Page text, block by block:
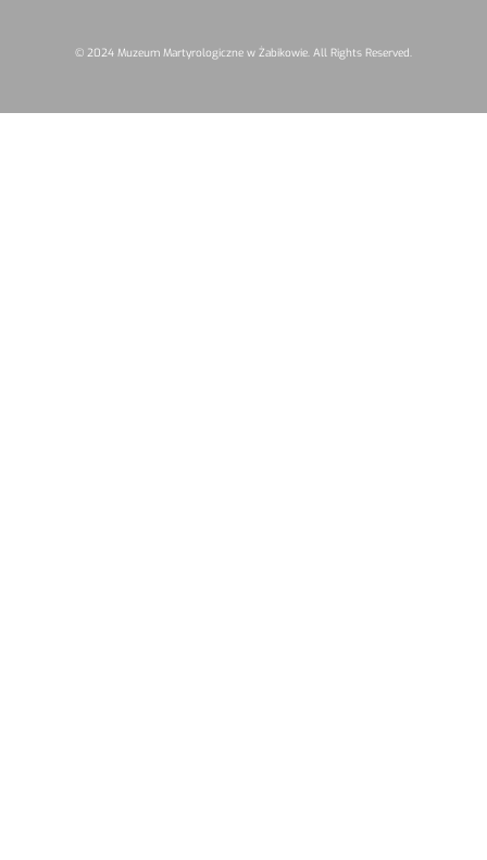
© 2024 Muzeum Martyrologiczne w Żabikowie. All Rights Reserved.